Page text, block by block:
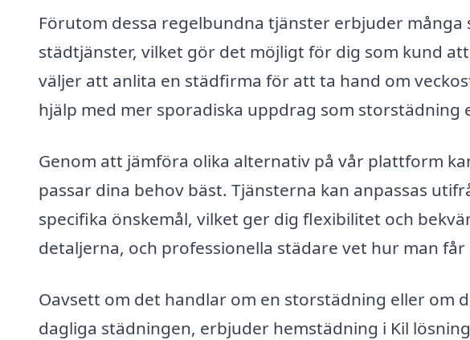
Förutom dessa regelbundna tjänster erbjuder många
städtjänster, vilket gör det möjligt för dig som kund
väljer att anlita en städfirma för att ta hand om
hjälp med mer sporadiska uppdrag som
Genom att jämföra olika alternativ på vår plattform
passar dina behov bäst. Tjänsterna kan anpassas
specifika önskemål, vilket ger dig flexibilitet och
detaljerna, och professionella städare vet hur man
Oavsett om det handlar om en storstädning eller om
dagliga städningen, erbjuder hemstädning i Kil